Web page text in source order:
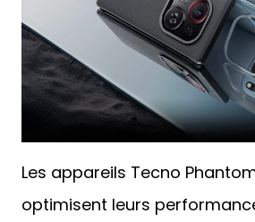
Les appareils Tecno
optimisent leurs